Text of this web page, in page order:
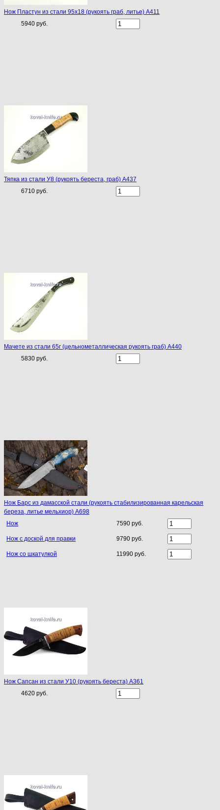
Нож Пластун из стали 95х18 (рукоять граб, литье) A411
5940 руб.
Тяпка из стали У8 (рукоять береста, граб) A437
6710 руб.
Мачете из стали 65г (цельнометаллическая рукоять граб) A440
5830 руб.
Нож Барс из дамасской стали (рукоять стабилизированная карельская
береза, литье мельхиор) A698
Нож
7590 руб.
Нож с доской для правки 9790 руб.
Нож со шкатулкой 11990 руб.
Нож Сапсан из стали У10 (рукоять береста) A361
4620 руб.